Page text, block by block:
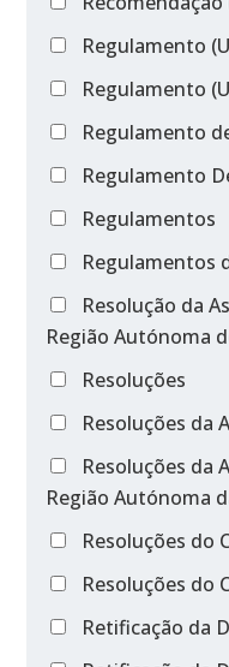
Regulamento
Regulamento
Regulamento
Regulamento
Regulamentos
Regulamentos
Resolução da
Região Autónoma
Resoluções
Resoluções da
Resoluções da
Região Autónoma
Resoluções do
Resoluções do
Retificação da